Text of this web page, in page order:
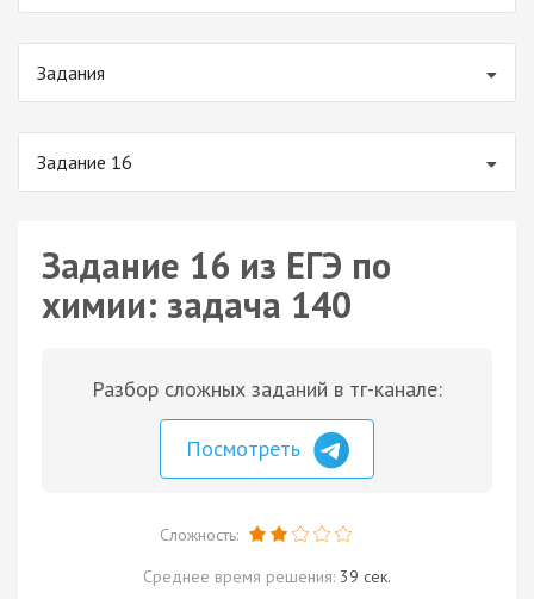
Задания
Задание 16
Задание 16 из ЕГЭ по
химии: задача 140
Разбор сложных заданий в тг-канале:
Посмотреть
Сложность:
Среднее время решения: 39 сек.